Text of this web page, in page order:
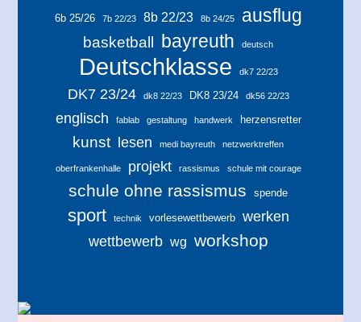
6b 25/26 7b 22/23 8b 22/23 8b 24/25 ausflug
basketball bayreuth deutsch
Deutschklasse dk7 22/23
DK7 23/24 dk8 22/23 DK8 23/24 dk56 22/23
englisch fablab gestaltung handwerk herzensretter
kunst lesen medi bayreuth netzwerktreffen
oberfrankenhalle projekt rassismus schule mit courage
schule ohne rassismus spende
sport technik vorlesewettbewerb
werken
wettbewerb wg workshop